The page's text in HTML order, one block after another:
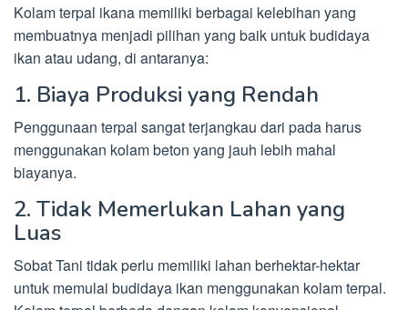
Kolam terpal ikana memiliki berbagai kelebihan yang
membuatnya menjadi pilihan yang baik untuk budidaya
ikan atau udang, di antaranya:
1. Biaya Produksi yang Rendah
Penggunaan terpal sangat terjangkau dari pada harus
menggunakan kolam beton yang jauh lebih mahal
biayanya.
2. Tidak Memerlukan Lahan yang
Luas
Sobat Tani tidak perlu memiliki lahan berhektar-hektar
untuk memulai budidaya ikan menggunakan kolam terpal.